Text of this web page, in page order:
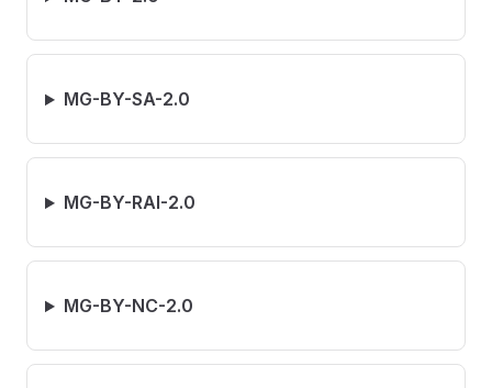
MG-BY-SA-2.0
MG-BY-RAI-2.0
MG-BY-NC-2.0